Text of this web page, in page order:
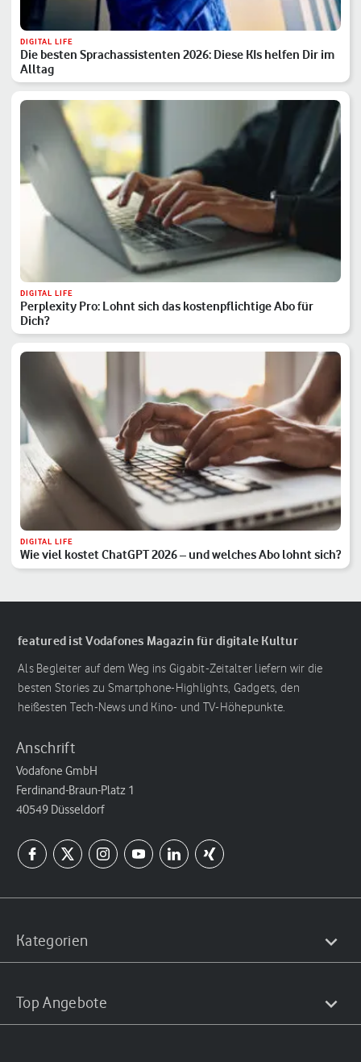
DIGITAL LIFE
Die besten Sprachassistenten 2026: Diese KIs helfen Dir im
Alltag
DIGITAL LIFE
Perplexity Pro: Lohnt sich das kostenpflichtige Abo für
Dich?
DIGITAL LIFE
Wie viel kostet ChatGPT 2026 – und welches Abo lohnt sich?
featured ist Vodafones Magazin für digitale Kultur
Als Begleiter auf dem Weg ins Gigabit-Zeitalter liefern wir die
besten Stories zu Smartphone-Highlights, Gadgets, den
heißesten Tech-News und Kino- und TV-Höhepunkte.
Anschrift
Vodafone GmbH
Ferdinand-Braun-Platz 1
40549 Düsseldorf
Kategorien
Top Angebote